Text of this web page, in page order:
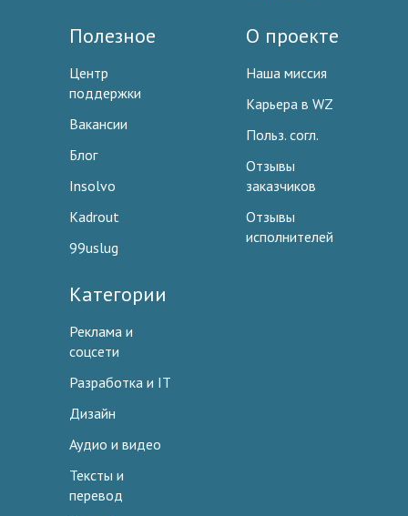
Полезное
Центр
поддержки
Вакансии
Блог
Insolvo
Kadrout
99uslug
О проекте
Наша миссия
Карьера в WZ
Польз. согл.
Отзывы
заказчиков
Отзывы
исполнителей
Категории
Реклама и
соцсети
Разработка и IT
Дизайн
Аудио и видео
Тексты и
перевод